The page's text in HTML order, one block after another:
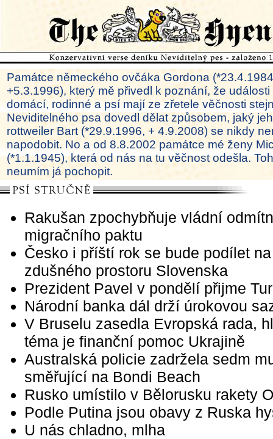
Památce německého ovčáka Gordona
+5.3.1996), který mě přivedl k poznání, že
domácí, rodinné a psí mají ze zřetele věčnosti
Neviditelného psa dovedl dělat způsobem, jaký
rottweiler Bart (*29.9.1996, + 4.9.2008) se nikdy
napodobit. No a od 8.8.2002 památce mé ženy
(*1.1.1945), která od nás na tu věčnost odešla.
neumím já pochopit.
Rakušan zpochybňuje vládní
migračního paktu
Česko i příští rok se bude podílet
zdušného prostoru Slovenska
Prezident Pavel v pondělí přijme
Národní banka dál drží úrokovou
V Bruselu zasedla Evropská rada,
téma je finanční pomoc Ukrajině
Australská policie zadržela sedm
směřující na Bondi Beach
Rusko umístilo v Bělorusku rakety
Podle Putina jsou obavy z Ruska
U nás chladno, mlha